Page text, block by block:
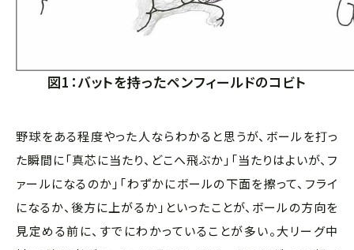
図1：バットを持ったペンフィールドのコビト
野球をある程度やった人ならわかると思うが、ボールを打っ
た瞬間に「真芯に当たり、どこへ飛ぶか」「当たりはよいが、フ
ァールになるのか」「わずかにボールの下面を擦って、フライ
になるか、後方に上がるか」といったことが、ボールの方向を
見定める前に、すでにわかっていることが多い。大リーグ中